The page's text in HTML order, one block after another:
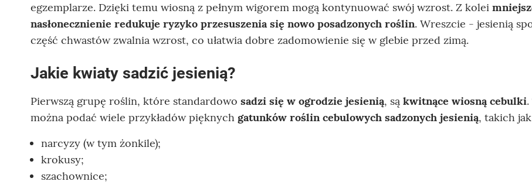
egzemplarze. Dzięki temu wiosną z pełnym wigorem mogą kontynuować swój wzrost. Z kolei
nasłonecznienie redukuje ryzyko przesuszenia się nowo posadzonych roślin. Wreszcie - jesienią
część chwastów zwalnia wzrost, co ułatwia dobre zadomowienie się w glebie przed zimą.
Jakie kwiaty sadzić jesienią?
Pierwszą grupę roślin, które standardowo sadzi się w ogrodzie jesienią, są kwitnące wiosną cebulki
można podać wiele przykładów pięknych gatunków roślin cebulowych sadzonych jesienią, takich
narcyzy (w tym żonkile);
krokusy;
szachownice;